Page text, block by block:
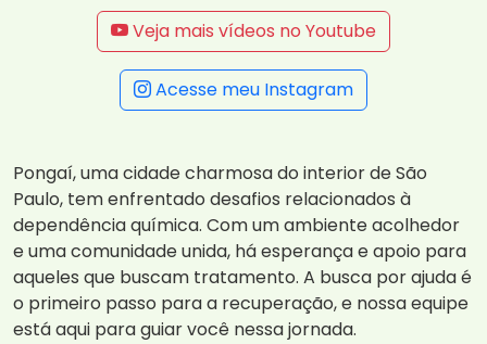
Veja mais vídeos no Youtube
Acesse meu Instagram
Pongaí, uma cidade charmosa do interior de São
Paulo, tem enfrentado desafios relacionados à
dependência química. Com um ambiente acolhedor
e uma comunidade unida, há esperança e apoio para
aqueles que buscam tratamento. A busca por ajuda é
o primeiro passo para a recuperação, e nossa equipe
está aqui para guiar você nessa jornada.